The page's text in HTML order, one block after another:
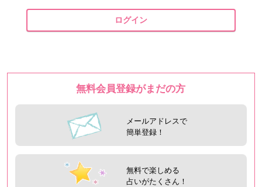
ログイン
無料会員登録がまだの方
メールアドレスで
簡単登録！
無料で楽しめる
占いがたくさん！